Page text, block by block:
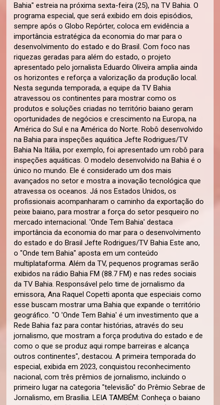
Bahia" estreia na próxima sexta-feira (25), na TV Bahia. O
programa especial, que será exibido em dois episódios,
sempre após o Globo Repórter, coloca em evidência a
importância estratégica da economia do mar para o
desenvolvimento do estado e do Brasil. Com foco nas
riquezas geradas para além do estado, o projeto
apresentado pelo jornalista Eduardo Oliveira amplia ainda
os horizontes e reforça a valorização da produção local.
Nesta segunda temporada, a equipe da TV Bahia
atravessou os continentes para mostrar como os
produtos e soluções criadas no território baiano geram
oportunidades de negócios e crescimento na Europa, na
América do Sul e na América do Norte. Robô desenvolvido
na Bahia para inspeções aquática Jefte Rodrigues/TV
Bahia Na Itália, por exemplo, foi apresentado um robô para
inspeções aquáticas. O modelo desenvolvido na Bahia é o
único no mundo. Ele é considerado um dos mais
avançados no setor e mostra a inovação tecnológica que
atravessa os oceanos. Já nos Estados Unidos, os
profissionais acompanharam o caminho da exportação do
peixe baiano, para mostrar a força do setor pesqueiro no
mercado internacional. 'Onde Tem Bahia' destaca
importância da economia do mar para o desenvolvimento
do estado e do Brasil Jefte Rodrigues/TV Bahia Este ano,
o "Onde tem Bahia" aposta em um conteúdo
multiplataforma. Além da TV, pequenos programas serão
exibidos na rádio Bahia FM (88.7 FM) e nas redes sociais
da TV Bahia. Responsável pelo time de jornalismo da
emissora, Ana Raquel Copetti aponta que especiais como
esse buscam mostrar uma Bahia que expande o território
geográfico. "O 'Onde Tem Bahia' é um investimento que a
Rede Bahia faz para contar histórias, através do seu
jornalismo, que mostram a força produtiva do estado e de
como o que se produz aqui rompe barreiras e alcança
outros continentes", destacou. A primeira temporada do
especial, exibida em 2023, conquistou reconhecimento
nacional, com três prêmios de jornalismo, incluindo o
primeiro lugar na categoria "televisão" do Prêmio Sebrae de
Jornalismo, em Brasília. LEIA TAMBÉM: Conheça o baiano